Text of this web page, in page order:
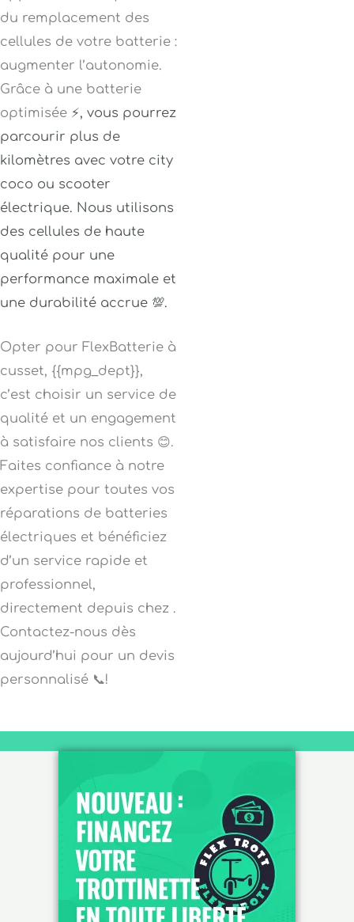
du remplacement des
cellules de votre batterie :
augmenter l’autonomie.
Grâce à une batterie
optimisée ⚡, vous pourrez
parcourir plus de
kilomètres avec votre city
coco ou scooter
électrique. Nous utilisons
des cellules de haute
qualité pour une
performance maximale et
une durabilité accrue 💯.
Opter pour FlexBatterie à
cusset, {{mpg_dept}},
c’est choisir un service de
qualité et un engagement
à satisfaire nos clients 😊.
Faites confiance à notre
expertise pour toutes vos
réparations de batteries
électriques et bénéficiez
d’un service rapide et
professionnel,
directement depuis chez .
Contactez-nous dès
aujourd’hui pour un devis
personnalisé 📞!